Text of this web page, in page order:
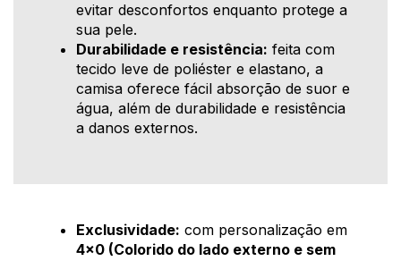
evitar desconfortos enquanto protege a
sua pele.
Durabilidade e resistência: feita com
tecido leve de poliéster e elastano, a
camisa oferece fácil absorção de suor e
água, além de durabilidade e resistência
a danos externos.
Exclusividade: com personalização em
4x0 (Colorido do lado externo e sem